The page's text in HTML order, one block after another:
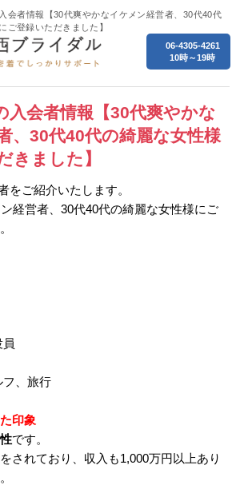
会者情報【30代爽やかなイケメン経営者、30代40代
ご登録いただきました】
06-4305-4261
10時～19時
入会者情報【30代爽やかな
、30代40代の綺麗な女性様
きました】
をご紹介いたします。
経営者、30代40代の綺麗な女性様にご
フ、旅行
印象
です。
されており、収入も1,000万円以上あり